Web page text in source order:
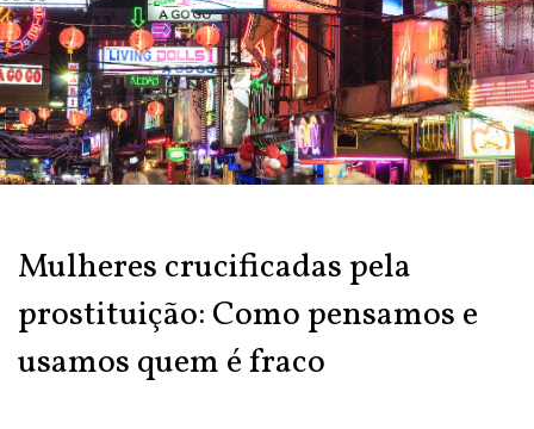
Mulheres crucificadas pela
prostituição: Como pensamos e
usamos quem é fraco